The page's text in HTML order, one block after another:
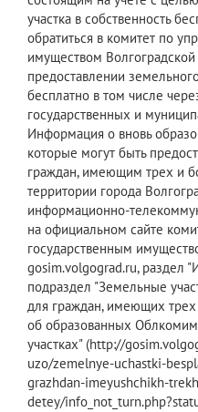
участка в собственность
обратиться в комитет по
имуществом
предоставлении
бесплатно в том числе
государственных и
Информация о вновь
которые могут быть
граждан, имеющим трех и
территории города
информационно-
на официальном сайте
государственным
gosim.volgograd.ru, раздел
подраздел "Земельные
для граждан, имеющих
об образованных
участках" (http://
uzo/zemelnye-uchastki-
grazhdan-imeyushchikh-
detey/